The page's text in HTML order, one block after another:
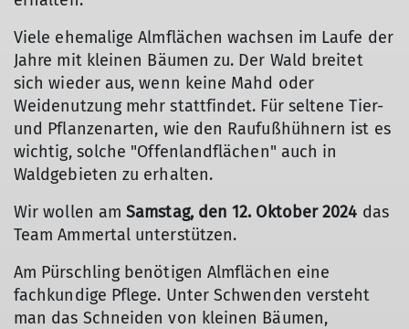
Viele ehemalige Almflächen wachsen im Laufe der
Jahre mit kleinen Bäumen zu. Der Wald breitet
sich wieder aus, wenn keine Mahd oder
Weidenutzung mehr stattfindet. Für seltene Tier-
und Pflanzenarten, wie den Raufußhühnern ist es
wichtig, solche "Offenlandflächen" auch in
Waldgebieten zu erhalten.
Wir wollen amSamstag, den 12. Oktober 2024 das
Team Ammertal unterstützen.
Am Pürschling benötigen Almflächen eine
fachkundige Pflege. Unter Schwenden versteht
man das Schneiden von kleinen Bäumen,